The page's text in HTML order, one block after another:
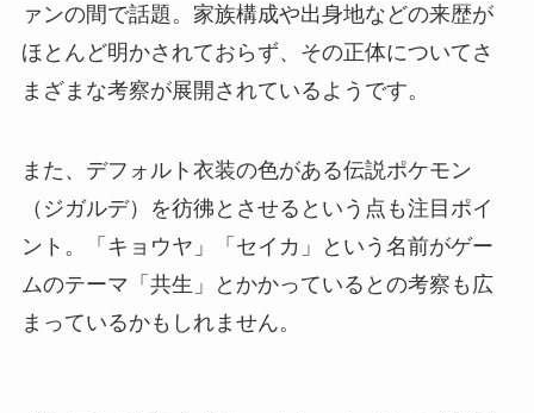
ァンの間で話題。家族構成や出身地などの来歴が
ほとんど明かされておらず、その正体についてさ
まざまな考察が展開されているようです。
また、デフォルト衣装の色がある伝説ポケモン
（ジガルデ）を彷彿とさせるという点も注目ポイ
ント。「キョウヤ」「セイカ」という名前がゲー
ムのテーマ「共生」とかかっているとの考察も広
まっているかもしれません。